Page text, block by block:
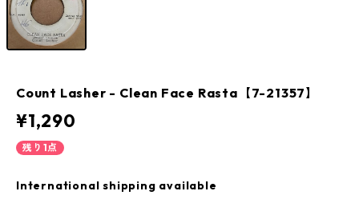
Count Lasher - Clean Face Rasta【7-21357】
¥1,290
残り1点
International shipping available